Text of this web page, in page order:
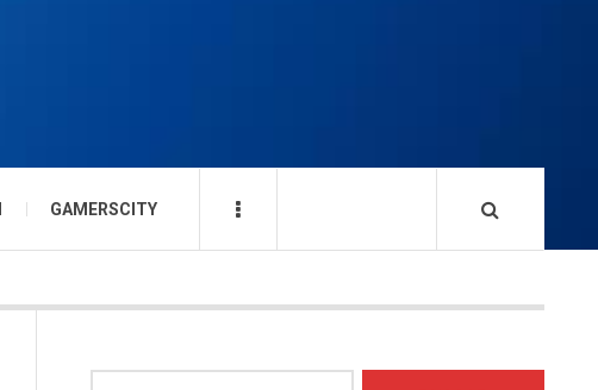
GAMERSCITY